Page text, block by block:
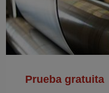
Prueba gratuita